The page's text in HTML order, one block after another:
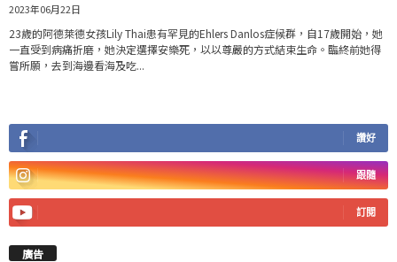
2023年06月22日
23歲的阿德萊德女孩Lily Thai患有罕見的Ehlers Danlos症候群，自17歲開始，她
一直受到病痛折磨，她決定選擇安樂死，以以尊嚴的方式結束生命。臨終前她得
嘗所願，去到海邊看海及吃...
讚好
跟隨
訂閱
廣告